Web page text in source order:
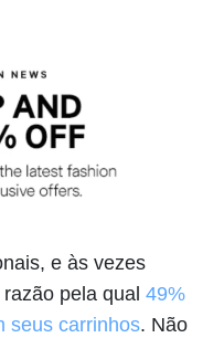
e às vezes
pela qual 49%
seus carrinhos. Não